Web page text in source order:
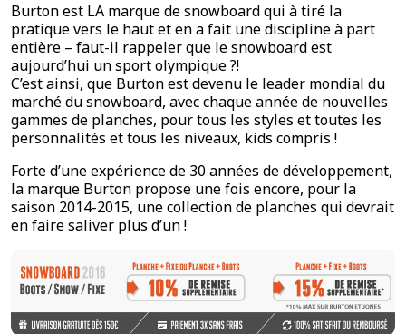
Burton est LA marque de snowboard qui à tiré la
pratique vers le haut et en a fait une discipline à part
entière – faut-il rappeler que le snowboard est
aujourd’hui un sport olympique ?!
C’est ainsi, que Burton est devenu le leader mondial du
marché du snowboard, avec chaque année de nouvelles
gammes de planches, pour tous les styles et toutes les
personnalités et tous les niveaux, kids compris !
Forte d’une expérience de 30 années de développement,
la marque Burton propose une fois encore, pour la
saison 2014-2015, une collection de planches qui devrait
en faire saliver plus d’un !